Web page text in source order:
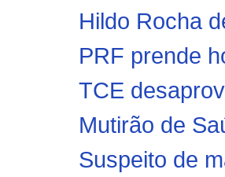
Hildo Rocha
PRF prende
TCE
Mutirão de
Suspeito de